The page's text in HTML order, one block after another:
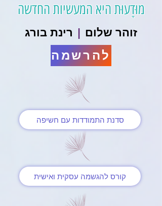
מוּדָעוּת היא המעשיות החדשה
זוהר שלום | רינת בורג
להרשמה
סדנת התמודדות עם חשיפה
קורס להגשמה עסקית ואישית